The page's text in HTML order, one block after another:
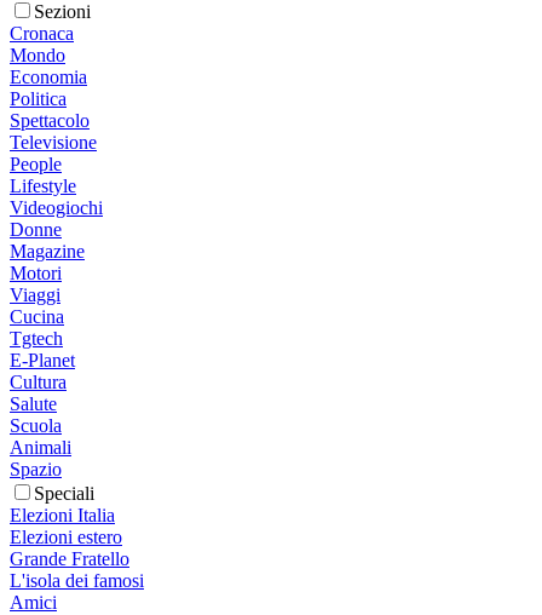
Sezioni
Cronaca
Mondo
Economia
Politica
Spettacolo
Televisione
People
Lifestyle
Videogiochi
Donne
Magazine
Motori
Viaggi
Cucina
Tgtech
E-Planet
Cultura
Salute
Scuola
Animali
Spazio
Speciali
Elezioni Italia
Elezioni estero
Grande Fratello
L'isola dei famosi
Amici